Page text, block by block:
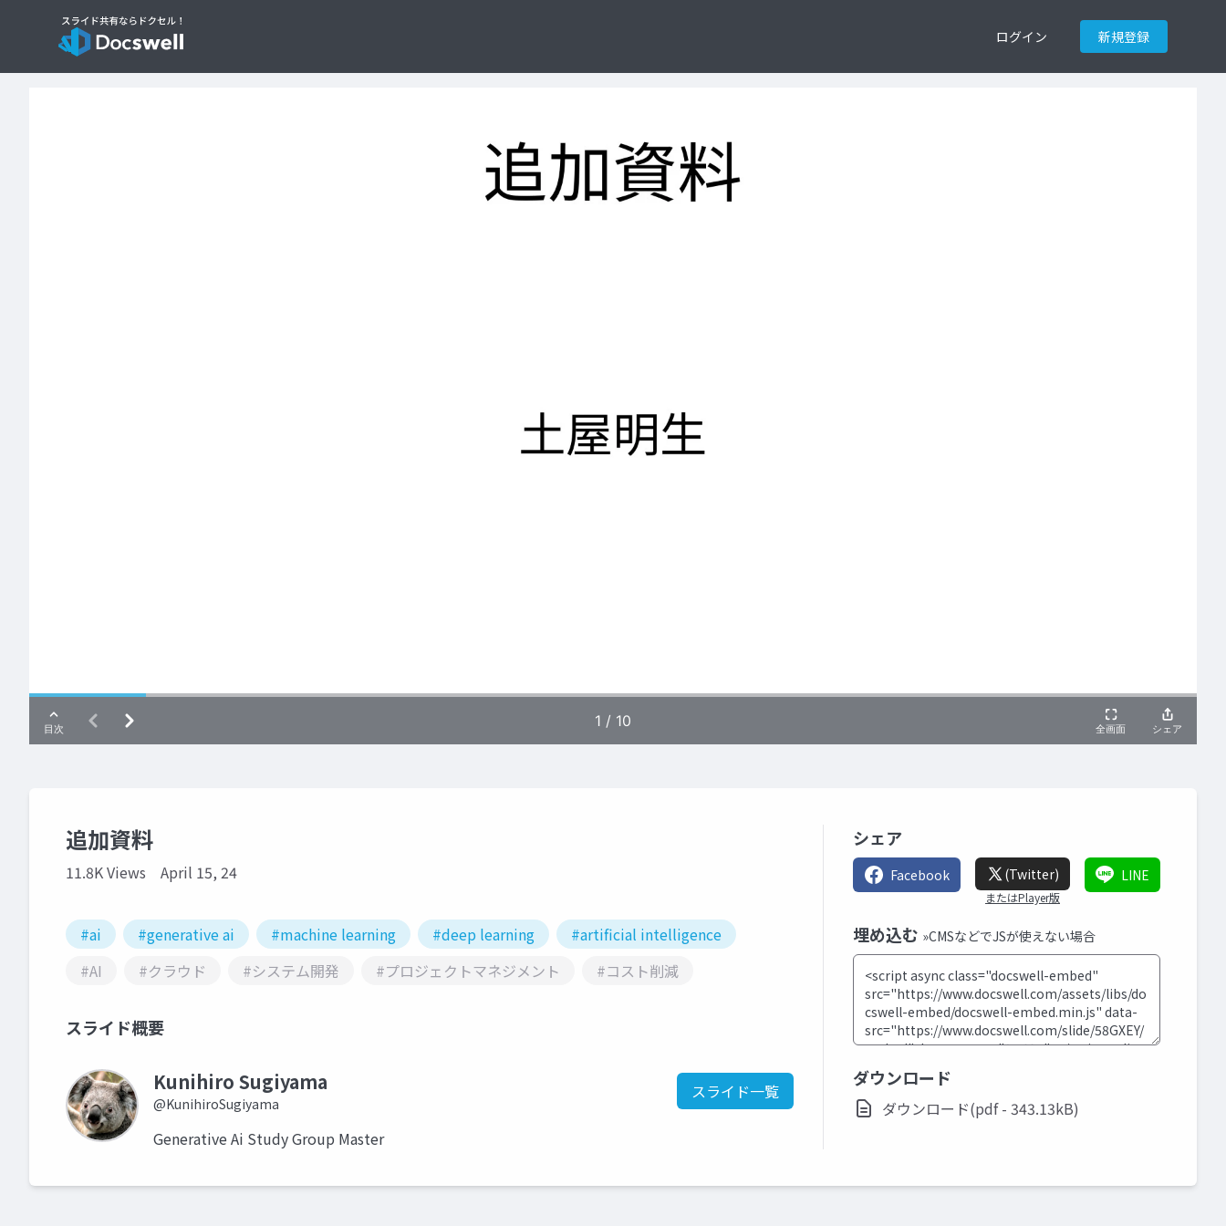
ログイン 新規登録
追加資料
11.8K Views April 15, 24
#ai #generative ai #machine learning #deep learning
#artificial intelligence
#AI
#クラウド #システム開発 #プロジェクトマネジメント #コスト削減
スライド概要
Kunihiro Sugiyama
@KunihiroSugiyama
スライド一覧
Generative Ai Study Group Master
シェア
Facebook (Twitter)
またはPlayer版
LINE
埋め込む »CMSなどでJSが使えない場合
ダウンロード
ダウンロード(pdf - 343.13kB)